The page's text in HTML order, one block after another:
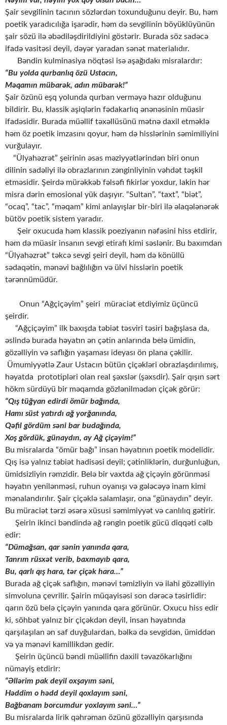
Şair sevgilinin tacının sözlərdən toxunduğunu deyir. Bu, həm
poetik yaradıcılığa işarədir, həm də sevgilinin böyüklüyünün
şair sözü ilə əbədiləşdirildiyini göstərir. Burada söz sadəcə
ifadə vasitəsi deyil, dəyər yaradan sənət materialıdır.
Bəndin kulminasiya nöqtəsi isə aşağıdakı misralardır:
“Bu yolda qurbanlıq özü Ustacın,
Məqamın mübarək, adın mübarək!”
Şair özünü eşq yolunda qurban verməyə hazır olduğunu
bildirir. Bu, klassik aşiqlərin fədakarlıq ənənəsinin müasir
ifadəsidir. Burada müəllif təxəllüsünü mətnə daxil etməklə
həm öz poetik imzasını qoyur, həm də hisslərinin səmimiliyini
vurğulayır.
“Ülyahəzrət” şeirinin əsas məziyyətlərindən biri onun
dilinin sadəliyi ilə obrazlarının zənginliyinin vəhdət təşkil
etməsidir. Şeirdə mürəkkəb fəlsəfi fikirlər yoxdur, lakin hər
misra dərin emosional yük daşıyır. “Sultan”, “taxt”, “biət”,
“ocaq”, “tac”, “məqam” kimi anlayışlar bir-biri ilə əlaqələnərək
bütöv poetik sistem yaradır.
Şeir oxucuda həm klassik poeziyanın nəfəsini hiss etdirir,
həm də müasir insanın sevgi etirafı kimi səslənir. Bu baxımdan
“Ülyahəzrət” təkcə sevgi şeiri deyil, həm də könüllü
sədaqətin, mənəvi bağlılığın və ülvi hisslərin poetik
tərənnümüdür.
Onun “Ağçiçəyim” şeiri müraciət etdiyimiz üçüncü
şeirdir.
“Ağçiçəyim” ilk baxışda təbiət təsviri təsiri bağışlasa da,
əslində burada həyatın ən çətin anlarında belə ümidin,
gözəlliyin və saflığın yaşaması ideyası ön plana çəkilir.
Ümumiyyətlə Zaur Ustacın bütün çiçəkləri obrazlaşdırılımış,
həyatda prototipləri olan real şəxslər (şəxsdir). Şair qışın sərt
hökm sürdüyü bir məqamda gözlənilmədən çiçək görür:
“Qış tüğyan edirdi ömür bağında,
Hamı süst yatırdı ağ yorğanında,
Qəfil gördüm səni bar budağında,
Xoş gördük, günaydın, ay Ağ çiçəyim!”
Bu misralarda “ömür bağı” insan həyatının poetik modelidir.
Qış isə yalnız təbiət hadisəsi deyil; çətinliklərin, durğunluğun,
ümidsizliyin rəmzidir. Belə bir vaxtda ağ çiçəyin görünməsi
həyatın yenilənməsi, ruhun oyanışı və gələcəyə inam kimi
mənalandırılır. Şair çiçəklə salamlaşır, ona “günaydın” deyir.
Bu müraciət tərzi əsərə xüsusi səmimiyyət və canlılıq gətirir.
Şeirin ikinci bəndində ağ rəngin poetik gücü diqqəti cəlb
edir:
“Dümağsan, qar sənin yanında qara,
Tanrım rüsxət verib, baxmayıb qara,
Bu, qarlı qış hara, tər çiçək hara…”
Burada ağ çiçək saflığın, mənəvi təmizliyin və ilahi gözəlliyin
simvoluna çevrilir. Şairin müqayisəsi son dərəcə təsirlidir:
qarın özü belə çiçəyin yanında qara görünür. Oxucu hiss edir
ki, söhbət yalnız bir çiçəkdən deyil, insan həyatında
qarşılaşılan ən saf duyğulardan, bəlkə də sevgidən, ümiddən
və ya mənəvi kamillikdən gedir.
Şeirin üçüncü bəndi müəllifin daxili təvazökarlığını
nümayiş etdirir:
“Əllərim pak deyil oxşayım səni,
Həddim o hədd deyil qoxlayım səni,
Bağbanam borcumdur yoxlayım səni…”
Bu misralarda lirik qəhrəman özünü gözəlliyin qarşısında